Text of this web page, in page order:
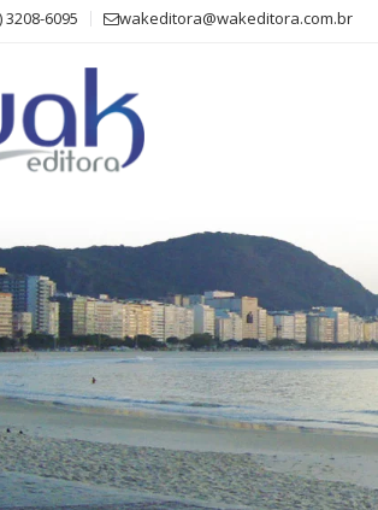
3208-6095 wakeditora@wakeditora.com.br